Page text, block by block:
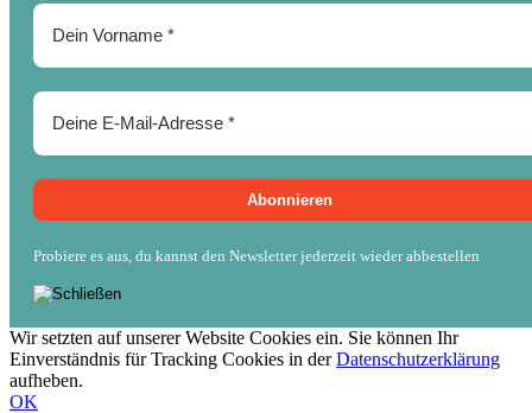
Probiere es aus, du kannst den Newsletter jederzeit wieder abbestellen
Wir setzten auf unserer Website Cookies ein. Sie können Ihr
Einverständnis für Tracking Cookies in derDatenschutzerklärung
aufheben.
OK